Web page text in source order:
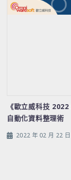
《歐立威科技
自動化資料整理術
2022 年 02 月 22 日